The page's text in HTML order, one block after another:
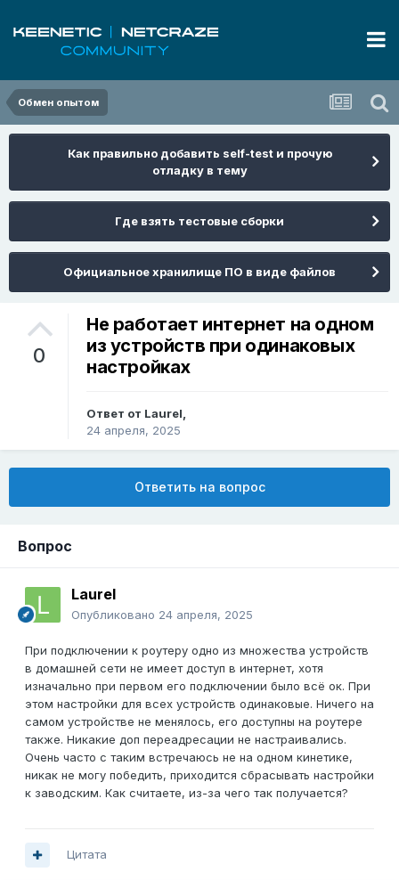
Обмен опытом
Как правильно добавить self-test и прочую
отладку в тему
Где взять тестовые сборки
Официальное хранилище ПО в виде файлов
0
Не работает интернет на одном
из устройств при одинаковых
настройках
Ответ от Laurel,
24 апреля, 2025
Ответить на вопрос
Вопрос
Laurel
Опубликовано 24 апреля, 2025
При подключении к роутеру одно из множества устройств
в домашней сети не имеет доступ в интернет, хотя
изначально при первом его подключении было всё ок. При
этом настройки для всех устройств одинаковые. Ничего на
самом устройстве не менялось, его доступны на роутере
также. Никакие доп переадресации не настраивались.
Очень часто с таким встречаюсь не на одном кинетике,
никак не могу победить, приходится сбрасывать настройки
к заводским. Как считаете, из-за чего так получается?
Цитата